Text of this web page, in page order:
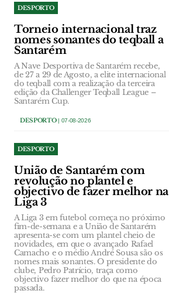
DESPORTO
Torneio internacional traz
nomes sonantes do teqball a
Santarém
A Nave Desportiva de Santarém recebe,
de 27 a 29 de Agosto, a elite internacional
do teqball com a realização da terceira
edição da Challenger Teqball League –
Santarém Cup.
DESPORTO| 07-08-2026
DESPORTO
União de Santarém com
revolução no plantel e
objectivo de fazer melhor na
Liga 3
A Liga 3 em futebol começa no próximo
fim-de-semana e a União de Santarém
apresenta-se com um plantel cheio de
novidades, em que o avançado Rafael
Camacho e o médio André Sousa são os
nomes mais sonantes. O presidente do
clube, Pedro Patrício, traça como
objectivo fazer melhor do que na época
passada.